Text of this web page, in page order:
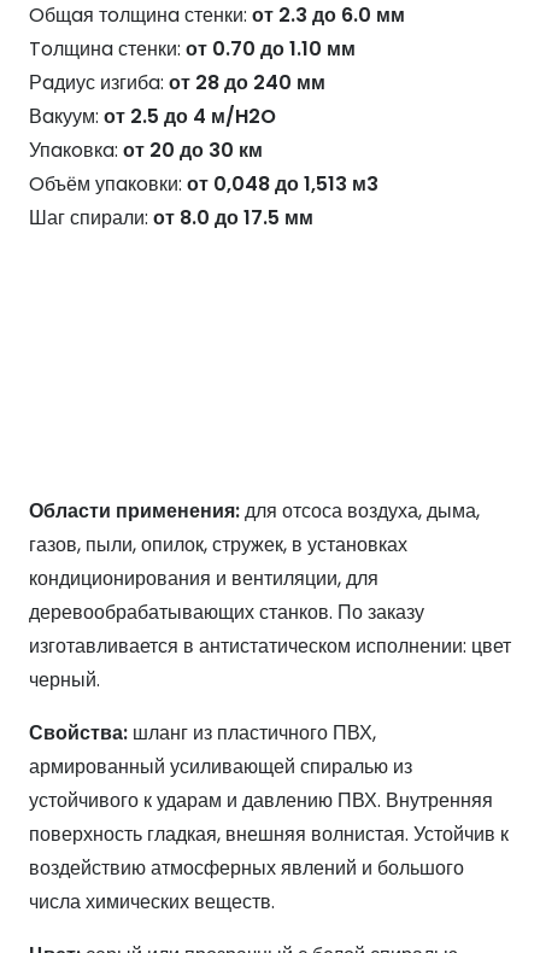
Oбщaя тoлщинa стенки: от 2.3 до 6.0 мм
Toлщинa стенки: от 0.70 до 1.10 мм
Рaдиус изгибa: от 28 до 240 мм
Вaкуум: от 2.5 до 4 м/H2O
Упaкoвкa: от 20 до 30 км
Oбъём упaкoвки: от 0,048 до 1,513 м3
Шаг спирали: от 8.0 до 17.5 мм
Области применения:для отсоса воздуха, дыма,
газов, пыли, опилок, стружек, в установках
кондиционирования и вентиляции, для
деревообрабатывающих станков. По заказу
изготавливается в антистатическом исполнении: цвет
черный.
Свойства: шланг из пластичного ПВХ,
армированный усиливающей спиралью из
устойчивого к ударам и давлению ПВХ. Внутренняя
поверхность гладкая, внешняя волнистая. Устойчив к
воздействию атмосферных явлений и большого
числа химических веществ.